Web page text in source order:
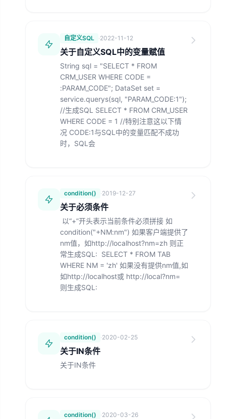
自定义SQL ·2022-11-12
关于自定义SQL中的变量赋值
String sql = "SELECT * FROM
CRM_USER WHERE CODE =
:PARAM_CODE"; DataSet set =
service.querys(sql, "PARAM_CODE:1");
//生成SQL SELECT * FROM CRM_USER
WHERE CODE = 1 //特别注意这以下情
况 CODE:1与SQL中的变量匹配不成功
时，SQL会
condition() ·2019-12-27
关于必须条件
以“+”开头表示当前条件必须拼接 如
condition("+NM:nm") 如果客户端提供了
nm值，如http://localhost?nm=zh 则正
常生成SQL: SELECT * FROM TAB
WHERE NM = 'zh' 如果没有提供nm值,如
如http://localhost或 http://local?nm=
则生成SQL:
condition() ·2020-02-25
关于IN条件
关于IN条件
condition() ·2020-03-26